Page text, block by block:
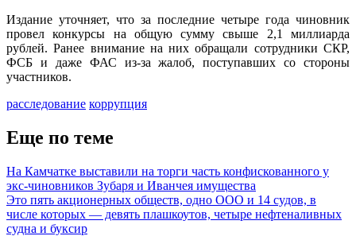
Издание уточняет, что за последние четыре года чиновник
провел конкурсы на общую сумму свыше 2,1 миллиарда
рублей. Ранее внимание на них обращали сотрудники СКР,
ФСБ и даже ФАС из-за жалоб, поступавших со стороны
участников.
расследование коррупция
Еще по теме
На Камчатке выставили на торги часть конфискованного у
экс-чиновников Зубаря и Иванчея имущества
Это пять акционерных обществ, одно ООО и 14 судов, в
числе которых — девять плашкоутов, четыре нефтеналивных
судна и буксир